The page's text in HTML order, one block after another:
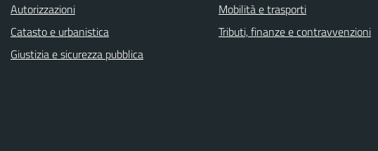
Autorizzazioni
Catasto e urbanistica
Giustizia e sicurezza pubblica
Mobilità e trasporti
Tributi, finanze e contravvenzioni